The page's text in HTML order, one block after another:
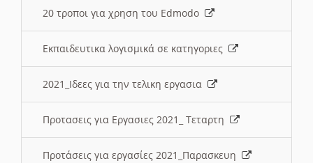
20 τροποι για χρηση του Edmodo
Εκπαιδευτικα λογισμικά σε κατηγοριες
2021_Ιδεες για την τελικη εργασια
Προτασεις για Εργασιες 2021_ Τεταρτη
Προτάσεις για εργασίες 2021_Παρασκευη